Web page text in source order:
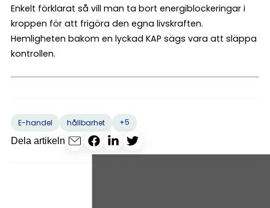
Enkelt förklarat så vill man ta bort energiblockeringar i
kroppen för att frigöra den egna livskraften.
Hemligheten bakom en lyckad KAP sägs vara att släppa
kontrollen.
E-handel hållbarhet
+5
Dela artikeln